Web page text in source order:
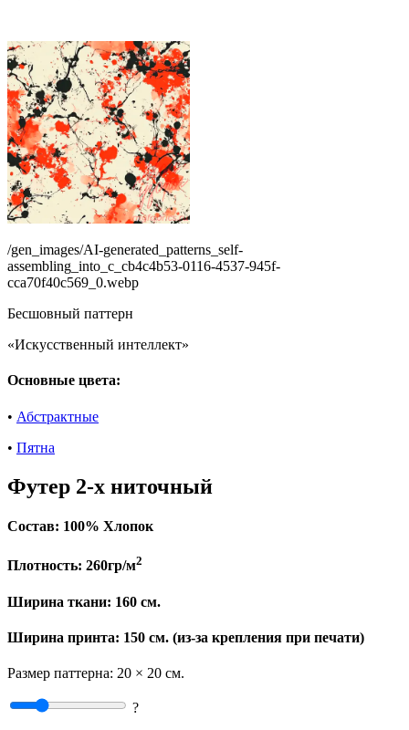
/gen_images/AI-generated_patterns_self-
assembling_into_c_cb4c4b53-0116-4537-945f-
cca70f40c569_0.webp
Бесшовный паттерн
«Искусственный интеллект»
Основные цвета:
• Абстрактные
• Пятна
Футер 2-х ниточный
Состав: 100% Хлопок
Плотность: 260гр/м2
Ширина ткани: 160 см.
Ширина принта: 150 см. (из-за крепления при печати)
Размер паттерна: 20 × 20 см.
?